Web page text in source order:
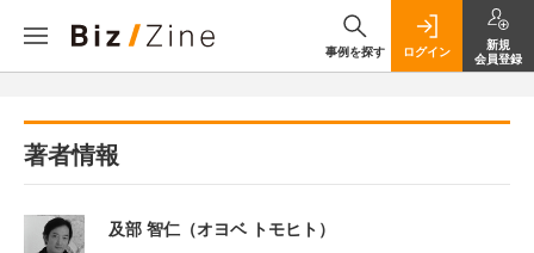
事例を探す ログイン
新規
会員登録
著者情報
及部 智仁（オヨベ トモヒト）